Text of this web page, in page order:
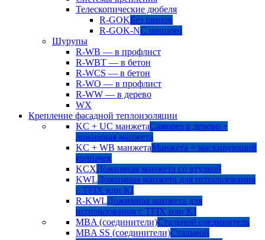
Телескопические дюбеля
R-GOKБез шипов
R-GOK-NС шипами
Шурупы
R-WB — в профлист
R-WBT — в бетон
R-WCS — в бетон
R-WO — в профлист
R-WW — в дерево
WX
Крепление фасадной теплоизоляции
KC + UC манжетаСаморез в дерево +
дожимная манжета
KC + WB манжетаМанжета + маскирующий
колпачек
KCXДожимная манжета со втулкой
KWLДожимная манжета для использования
с TFIX или KI
R-KWLДожимная манжета для
использования с TFIX или KI
MBA (соединители)Стальной соединитель
MBA SS (соединители)Стальной